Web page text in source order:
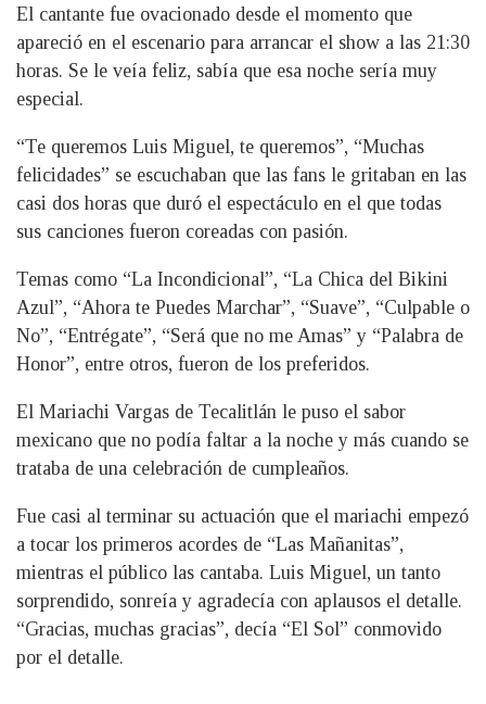
El cantante fue ovacionado desde el momento que
apareció en el escenario para arrancar el show a las 21:30
horas. Se le veía feliz, sabía que esa noche sería muy
especial.
“Te queremos Luis Miguel, te queremos”, “Muchas
felicidades” se escuchaban que las fans le gritaban en las
casi dos horas que duró el espectáculo en el que todas
sus canciones fueron coreadas con pasión.
Temas como “La Incondicional”, “La Chica del Bikini
Azul”, “Ahora te Puedes Marchar”, “Suave”, “Culpable o
No”, “Entrégate”, “Será que no me Amas” y “Palabra de
Honor”, entre otros, fueron de los preferidos.
El Mariachi Vargas de Tecalitlán le puso el sabor
mexicano que no podía faltar a la noche y más cuando se
trataba de una celebración de cumpleaños.
Fue casi al terminar su actuación que el mariachi empezó
a tocar los primeros acordes de “Las Mañanitas”,
mientras el público las cantaba. Luis Miguel, un tanto
sorprendido, sonreía y agradecía con aplausos el detalle.
“Gracias, muchas gracias”, decía “El Sol” conmovido
por el detalle.